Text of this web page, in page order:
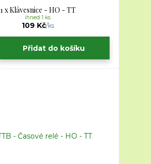
1 x Klávesnice - HO - TT
109 Kč/ks
ihned 1 ks
Přidat do košíku